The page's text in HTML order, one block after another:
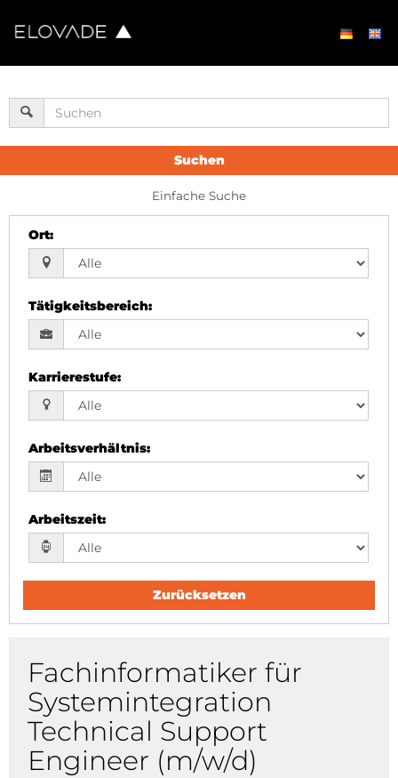
Suchen
Einfache Suche
Ort:
Tätigkeitsbereich:
Karrierestufe:
Arbeitsverhältnis:
Arbeitszeit:
Zurücksetzen
Fachinformatiker für
Systemintegration
Technical Support
Engineer (m/w/d)